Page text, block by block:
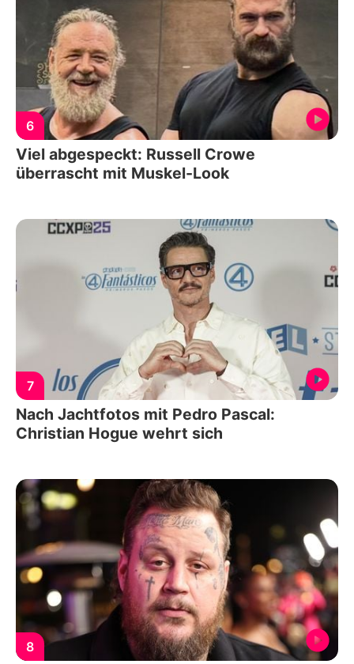
6
Viel abgespeckt: Russell Crowe
überrascht mit Muskel-Look
7
Nach Jachtfotos mit Pedro Pascal:
Christian Hogue wehrt sich
8